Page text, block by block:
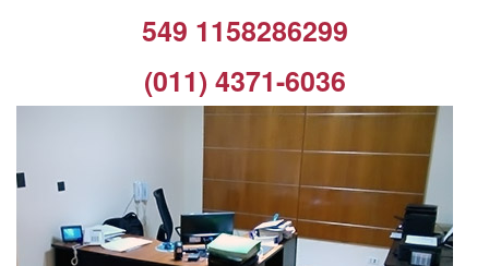
549 1158286299
(011) 4371-6036